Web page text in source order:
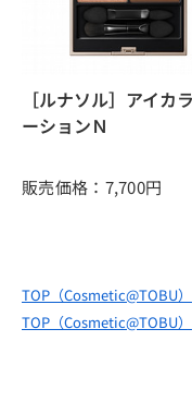
［ルナソル］アイカ
ーションＮ
販売価格：7,700円
TOP（Cosmetic@TOBU）
TOP（Cosmetic@TOBU）